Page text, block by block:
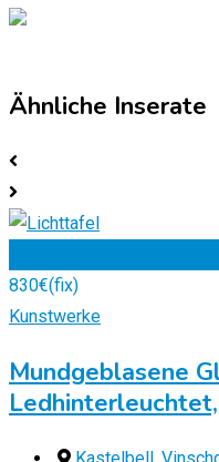
Ähnliche Inserate
830€(fix)
Kunstwerke
Mundgeblasene